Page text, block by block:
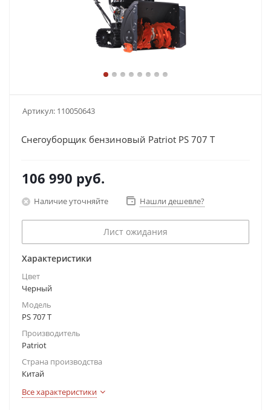
Артикул: 110050643
Снегоуборщик бензиновый Patriot PS 707 T
106 990 руб.
Наличие уточняйте Нашли дешевле?
Лист ожидания
Характеристики
Цвет
Черный
Модель
PS 707 T
Производитель
Patriot
Страна производства
Китай
Все характеристики